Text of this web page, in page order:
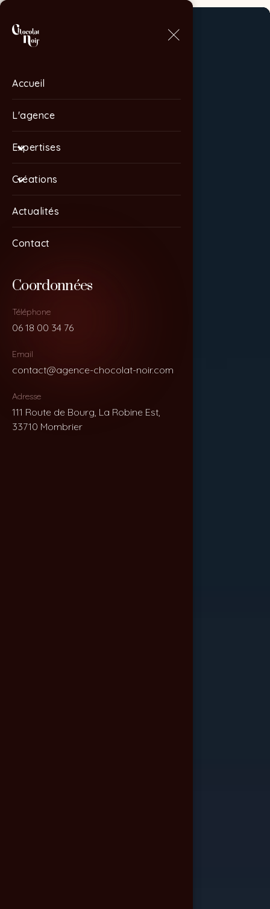
Accueil
L'agence
Expertises
Créations
Actualités
Contact
Coordonnées
Téléphone
06 18 00 34 76
Email
contact@agence-chocolat-noir.com
Adresse
111 Route de Bourg, La Robine Est,
33710 Mombrier
Accueil
L'agence
Expertises
Créations
Actualités
Contact
Coordonnées
Téléphone
06 18 00 34 76
Email
contact@agence-chocolat-noir.com
Adresse
111 Route de Bourg, La Robine Est,
33710 Mombrier